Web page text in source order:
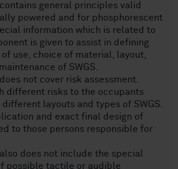
contains general principles valid
powered and for phosphorescent
information which is related to
is given to assist in defining
use, choice of material, layout,
of SWGS.
does not cover risk assessment.
different risks to the occupants
layouts and types of SWGS.
and exact final design of
to those persons responsible for
also does not include the special
possible tactile or audible